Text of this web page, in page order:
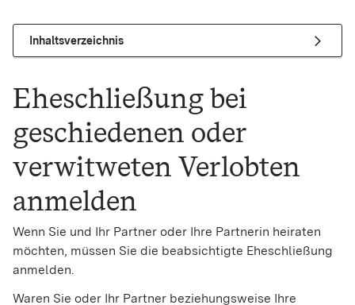
Inhaltsverzeichnis
Eheschließung bei
geschiedenen oder
verwitweten Verlobten
anmelden
Wenn Sie und Ihr Partner oder Ihre Partnerin heiraten
möchten, müssen Sie die beabsichtigte Eheschließung
anmelden.
Waren Sie oder Ihr Partner beziehungsweise Ihre